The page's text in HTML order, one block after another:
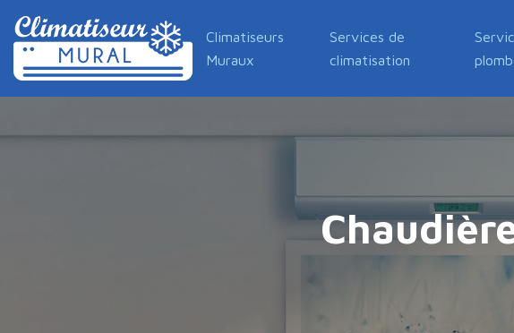
Climatiseurs
Muraux
Services de
climatisation